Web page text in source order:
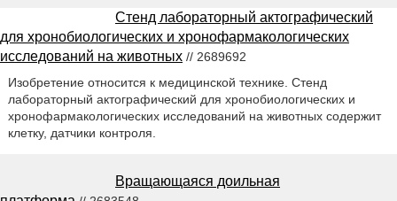
Стенд лабораторный актографический
для хронобиологических и хронофармакологических
исследований на животных // 2689692
Изобретение относится к медицинской технике. Стенд
лабораторный актографический для хронобиологических и
хронофармакологических исследований на животных содержит
клетку, датчики контроля.
Вращающаяся доильная